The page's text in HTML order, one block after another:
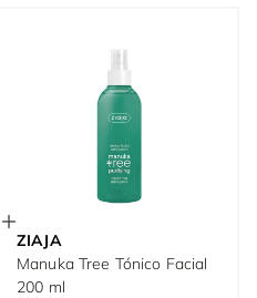
ZIAJA
Manuka Tree Tónico Facial
200 ml